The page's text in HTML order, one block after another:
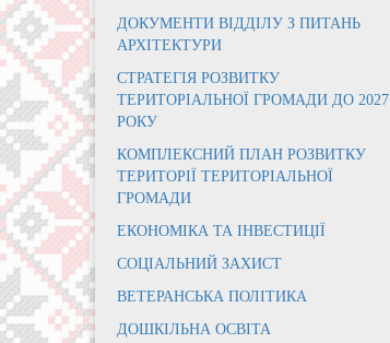
ДОКУМЕНТИ ВІДДІЛУ З ПИТАНЬ
АРХІТЕКТУРИ
СТРАТЕГІЯ РОЗВИТКУ
ТЕРИТОРІАЛЬНОЇ ГРОМАДИ ДО 2027
РОКУ
КОМПЛЕКСНИЙ ПЛАН РОЗВИТКУ
ТЕРИТОРІЇ ТЕРИТОРІАЛЬНОЇ
ГРОМАДИ
ЕКОНОМІКА ТА ІНВЕСТИЦІЇ
СОЦІАЛЬНИЙ ЗАХИСТ
ВЕТЕРАНСЬКА ПОЛІТИКА
ДОШКІЛЬНА ОСВІТА